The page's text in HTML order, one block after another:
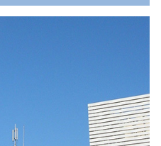
タの共同利用について